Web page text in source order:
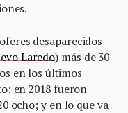
desaparecidos
Laredo) más de 30
en los últimos
en 2018 fueron
ocho; y en lo que va